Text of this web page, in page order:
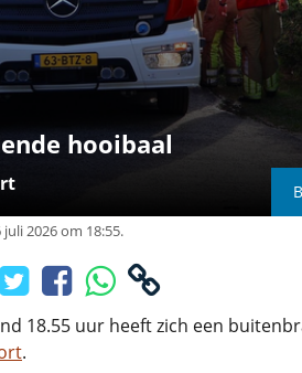
hooibaal
2026 om 18:55.
18.55 uur heeft zich een
.